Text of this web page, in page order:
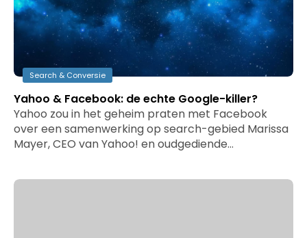
Search & Conversie
Yahoo & Facebook: de echte Google-killer?
Yahoo zou in het geheim praten met Facebook
over een samenwerking op search-gebied Marissa
Mayer, CEO van Yahoo! en oudgediende…